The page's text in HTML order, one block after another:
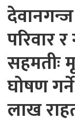
परिवार
सहमतीः
घोषण
लाख